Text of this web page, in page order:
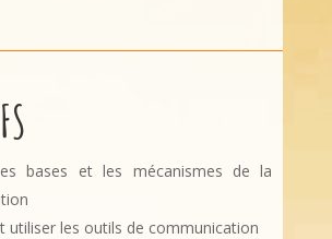
bases et les mécanismes de la
utiliser les outils de communication